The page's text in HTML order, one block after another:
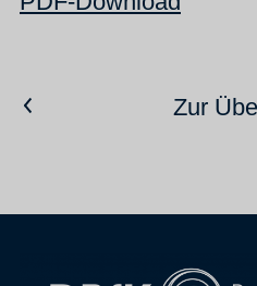
Vorheriger Artikel
Zur